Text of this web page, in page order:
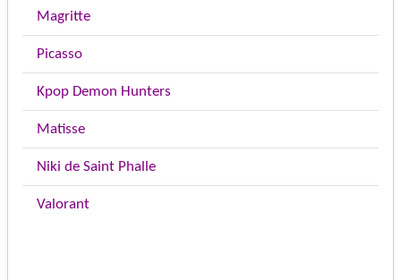
Magritte
Picasso
Kpop Demon Hunters
Matisse
Niki de Saint Phalle
Valorant